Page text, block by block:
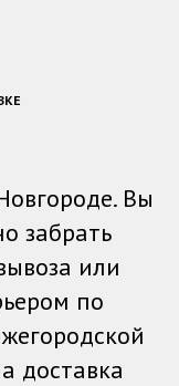
Вы
забрать
или
по
доставка